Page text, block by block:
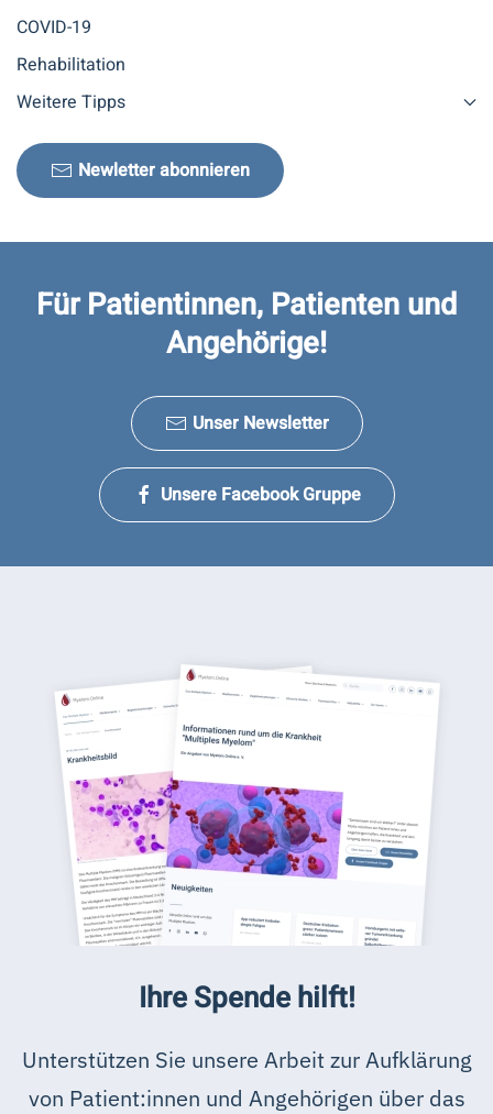
COVID-19
Rehabilitation
Weitere Tipps
Newletter abonnieren
Für Patientinnen, Patienten und
Angehörige!
Unser Newsletter
Unsere Facebook Gruppe
Ihre Spende hilft!
Unterstützen Sie unsere Arbeit zur Aufklärung
von Patient:innen und Angehörigen über das